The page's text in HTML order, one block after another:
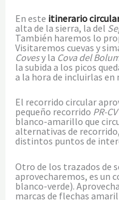
En este itinerario
alta de la sierra, la del
También haremos lo
Visitaremos cuevas y
Covesy la Cova del
la subida a los picos
a la hora de incluirlas
El recorrido circular
pequeño recorrido PR-
blanco-amarillo que
alternativas de
distintos puntos de
Otro de los trazados de
aprovecharemos, es un
blanco-verde).
marcas de flechas